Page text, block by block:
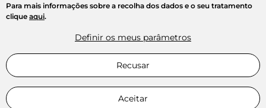
Para mais informações sobre a recolha dos dados e o seu tratamento
clique aqui.
Definir os meus parâmetros
Recusar
Aceitar